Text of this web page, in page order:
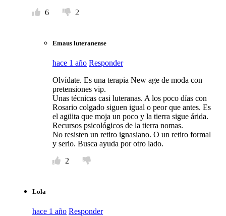
6
2
Emaus luteranense
hace 1 año Responder
Olvídate. Es una terapia New age de moda con
pretensiones vip.
Unas técnicas casi luteranas. A los poco días con
Rosario colgado siguen igual o peor que antes. Es
el agüita que moja un poco y la tierra sigue árida.
Recursos psicológicos de la tierra nomas.
No resisten un retiro ignasiano. O un retiro formal
y serio. Busca ayuda por otro lado.
2
Lola
hace 1 año Responder